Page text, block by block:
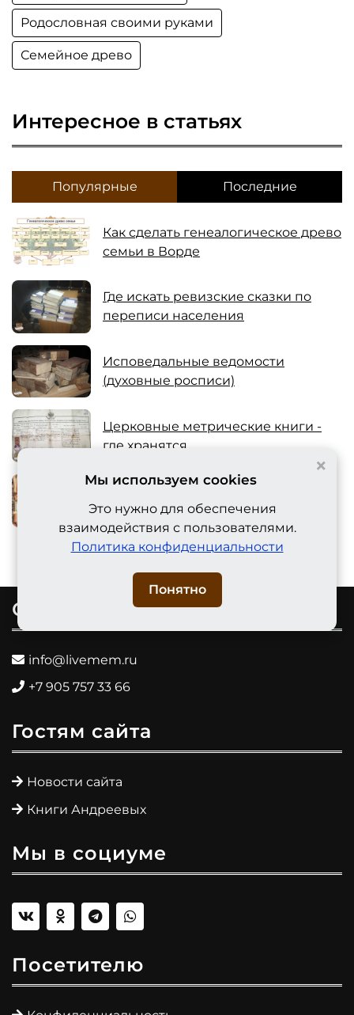
Родословная своими руками
Семейное древо
Интересное в статьях
Популярные Последние
Как сделать генеалогическое древо
семьи в Ворде
Где искать ревизские сказки по
переписи населения
Исповедальные ведомости
(духовные росписи)
Церковные метрические книги -
где хранятся
Зачем нужна родословная и надо
ли знать предков
Связь с нами
info@livemem.ru
+7 905 757 33 66
Гостям сайта
Новости сайта
Книги Андреевых
Мы в социуме
Посетителю
×
Мы используем cookies
Это нужно для обеспечения
взаимодействия с пользователями.
Политика конфиденциальности
Понятно